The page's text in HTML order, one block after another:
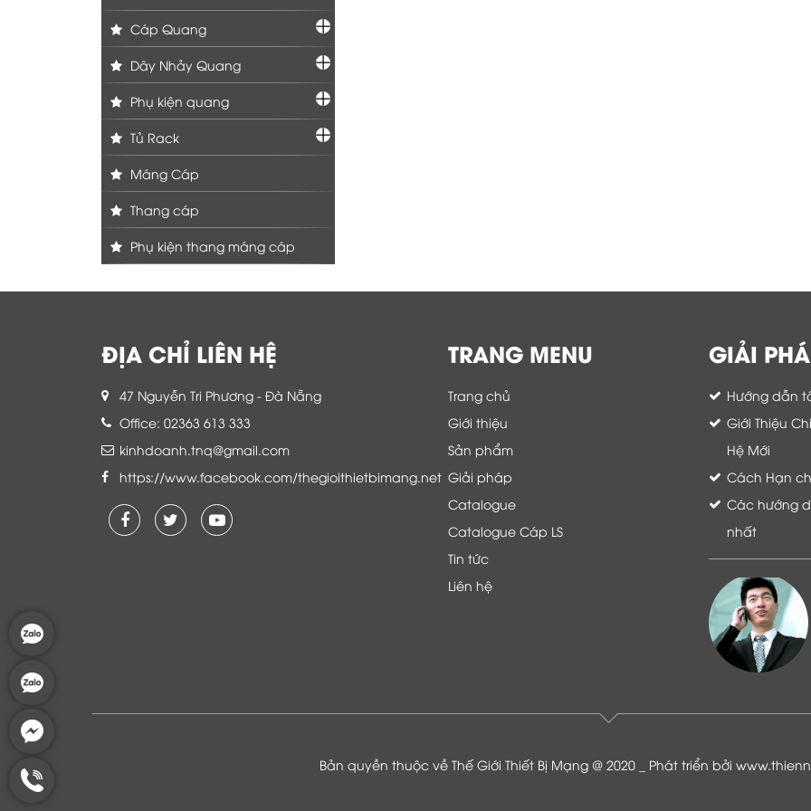
Cáp Quang
Dây Nhảy Quang
Phụ kiện quang
Tủ Rack
Máng Cáp
Thang cáp
Phụ kiện thang máng cáp
ĐỊA CHỈ LIÊN HỆ
47 Nguyễn Tri Phương - Đà Nẵng
Office: 02363 613 333
kinhdoanh.tnq@gmail.com
https://www.facebook.com/thegioithietbimang.net
TRANG MENU
Trang chủ
Giới thiệu
Sản phẩm
Giải pháp
Catalogue
Catalogue Cáp LS
Tin tức
Liên hệ
GIẢI
Hướng dẫn
Giới Thiệu
Hệ Mới
Cách Hạn
Các hướng
nhất
tâm và tin tưởng đội ngũ kỹ thuật, chăm
sóc khách hàng luôn hỗ trợ khách hàng
Là khách hàng đang sử dụng dịch vụ của
Bản quyền thuộc về Thế Giới Thiết Bị Mạng @ 2020 _ Phát triển bởi